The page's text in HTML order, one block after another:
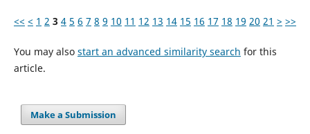
<< < 1 2 3 4 5 6 7 8 9 10 11 12 13 14 15 16 17 18 19 20 21 > >>
You may also start an advanced similarity search for this
article.
Make a Submission